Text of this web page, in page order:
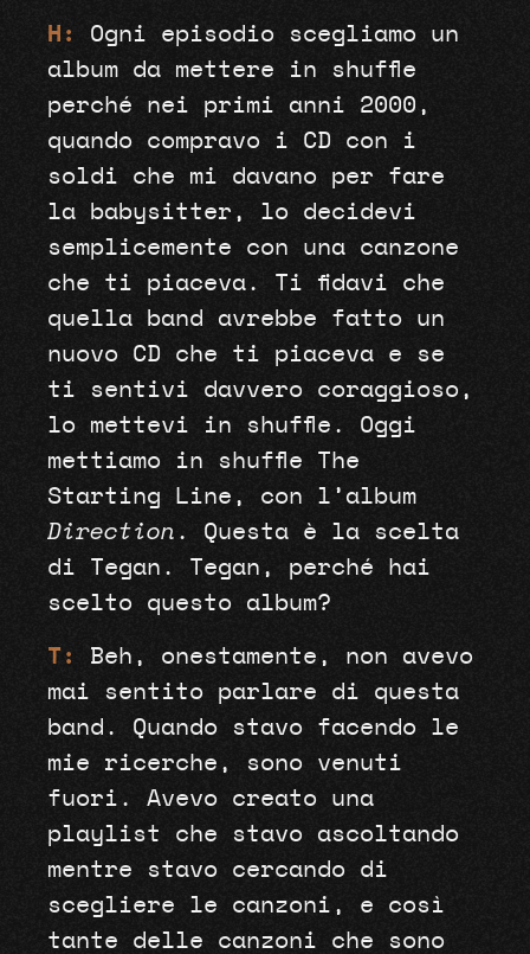
H:
Ogni episodio scegliamo un
album da mettere in shuffle
perché nei primi anni 2000,
quando compravo i CD con i
soldi che mi davano per fare
la babysitter, lo decidevi
semplicemente con una canzone
che ti piaceva. Ti fidavi che
quella band avrebbe fatto un
nuovo CD che ti piaceva e se
ti sentivi davvero coraggioso,
lo mettevi in shuffle. Oggi
mettiamo in shuffle The
Starting Line, con l’album
Direction . Questa è la scelta
di Tegan. Tegan, perché hai
scelto questo album?
T:
Beh, onestamente, non avevo
mai sentito parlare di questa
band. Quando stavo facendo le
mie ricerche, sono venuti
fuori. Avevo creato una
playlist che stavo ascoltando
mentre stavo cercando di
scegliere le canzoni, e così
tante delle canzoni che sono